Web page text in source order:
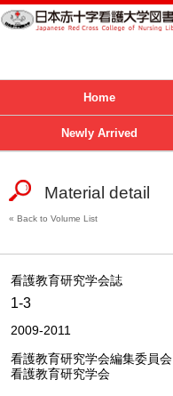
Home
Newly Arrived
Material detail
Back to Volume List
看護教育研究学会誌
1-3
2009-2011
看護教育研究学会編集委員会
看護教育研究学会